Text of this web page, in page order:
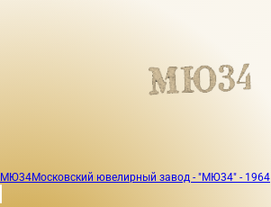
МЮ34Московский ювелирный завод - "МЮ34" - 1964